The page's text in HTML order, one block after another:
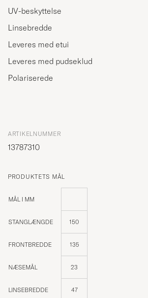
UV-beskyttelse
Linsebredde
Leveres med etui
Leveres med pudseklud
Polariserede
ARTIKELNUMMER
13787310
PRODUKTETS MÅL
MÅL I MM
STANGLÆNGDE 150
FRONTBREDDE 135
NÆSEMÅL 23
LINSEBREDDE 47